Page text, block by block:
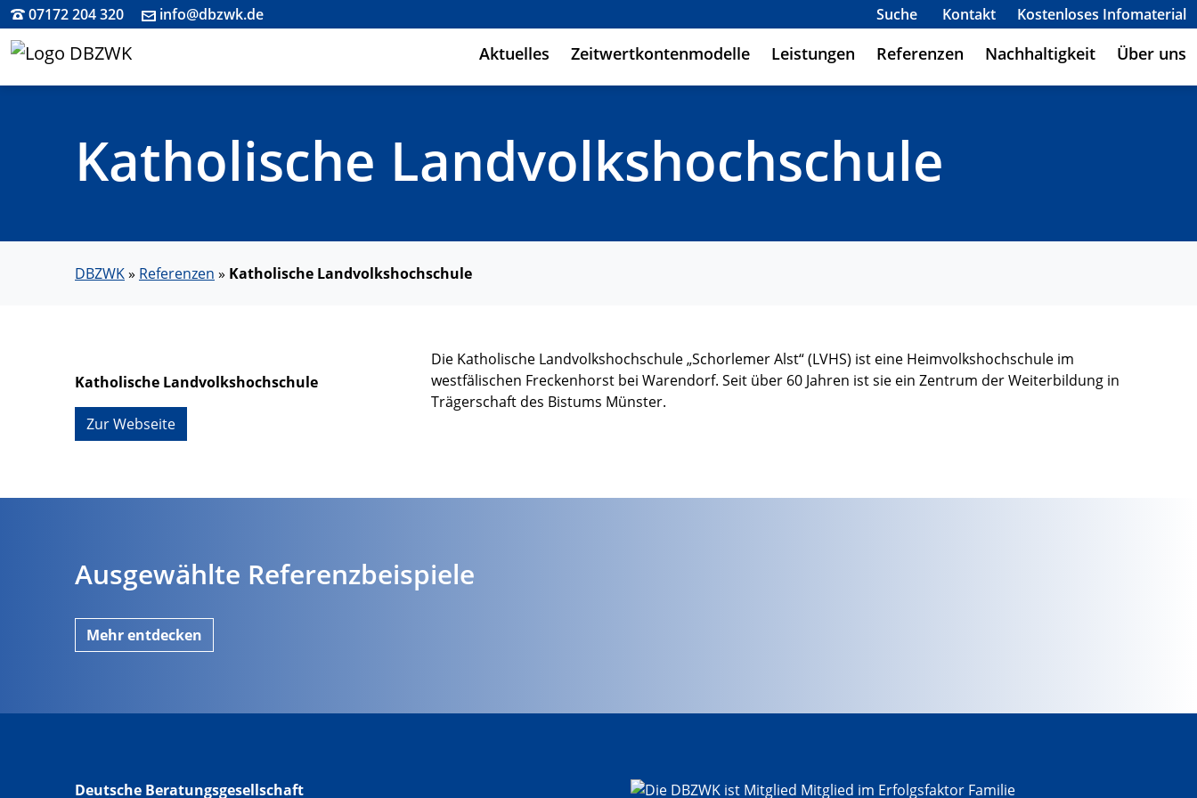
07172 204 320 info@dbzwk.de Suche Kontakt Kostenloses Infomaterial
Aktuelles Zeitwertkontenmodelle Leistungen Referenzen Nachhaltigkeit Über uns
Katholische Landvolkshochschule
DBZWK» Referenzen » Katholische Landvolkshochschule
Katholische Landvolkshochschule
Zur Webseite
Die Katholische Landvolkshochschule „Schorlemer Alst“ (LVHS) ist eine Heimvolkshochschule im
westfälischen Freckenhorst bei Warendorf. Seit über 60 Jahren ist sie ein Zentrum der Weiterbildung in
Trägerschaft des Bistums Münster.
Ausgewählte Referenzbeispiele
Mehr entdecken
Deutsche Beratungsgesellschaft